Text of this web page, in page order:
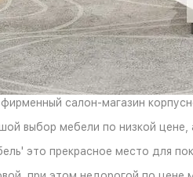
фирменный салон-магазин
выбор мебели по низкой цене,
это прекрасное место для